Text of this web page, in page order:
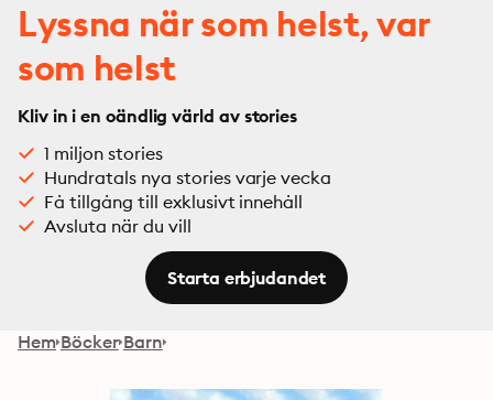
Lyssna när som helst, var
som helst
Kliv in i en oändlig värld av stories
1 miljon stories
Hundratals nya stories varje vecka
Få tillgång till exklusivt innehåll
Avsluta när du vill
Starta erbjudandet
Hem Böcker Barn